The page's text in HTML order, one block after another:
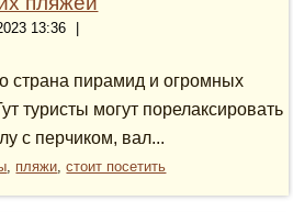
13:36
страна пирамид и огромных
туристы могут порелаксировать
с перчиком, вал...
, пляжи,стоит посетить